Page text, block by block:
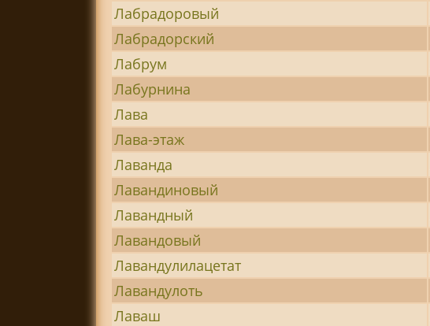
Лабрадоровый
Лабрадорский
Лабрум
Лабурнина
Лава
Лава-этаж
Лаванда
Лавандиновый
Лавандный
Лавандовый
Лавандулилацетат
Лавандулоть
Лаваш